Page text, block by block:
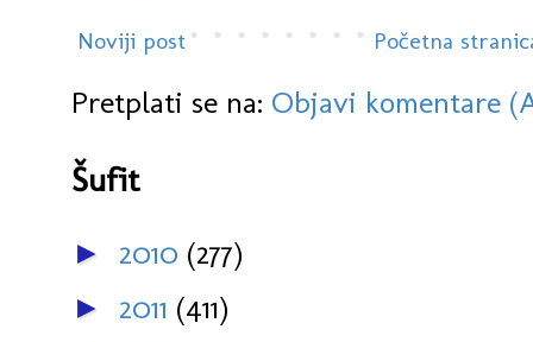
Noviji post Početna
Pretplati se na: Objavi komentare
Šufit
► 2010 (277)
► 2011 (411)